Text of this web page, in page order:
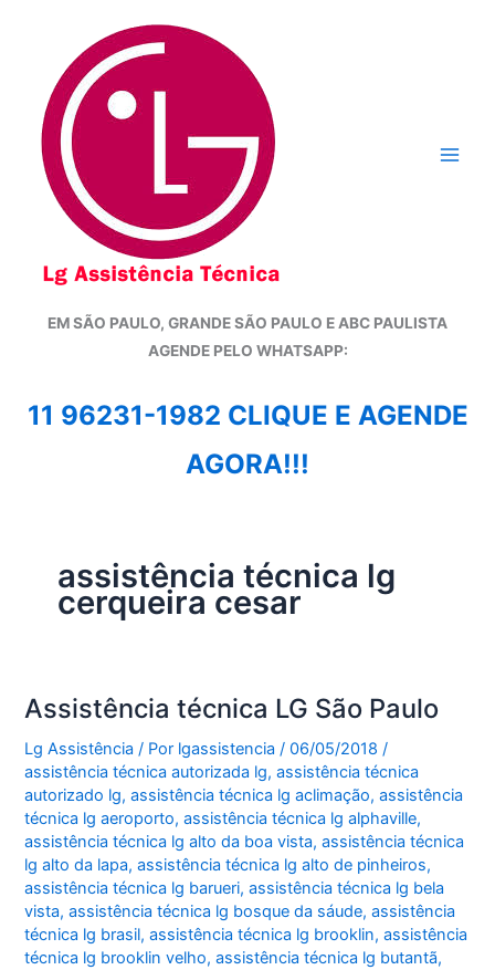
conteúdo
EM SÃO PAULO, GRANDE SÃO PAULO E ABC PAULISTA
AGENDE PELO WHATSAPP:
11 96231-1982 CLIQUE E AGENDE
AGORA!!!
assistência técnica lg
cerqueira cesar
Assistência técnica LG São Paulo
Lg Assistência / Por lgassistencia/06/05/2018 /
assistência técnica autorizada lg,assistência técnica
autorizado lg,assistência técnica lg aclimação,assistência
técnica lg aeroporto,assistência técnica lg alphaville,
assistência técnica lg alto da boa vista,assistência técnica
lg alto da lapa,assistência técnica lg alto de pinheiros,
assistência técnica lg barueri,assistência técnica lg bela
vista,assistência técnica lg bosque da sáude,assistência
técnica lg brasil,assistência técnica lg brooklin,assistência
técnica lg brooklin velho,assistência técnica lg butantã,